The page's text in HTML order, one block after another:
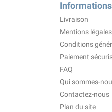
Informations
Livraison
Mentions légales
Conditions
Paiement
FAQ
Qui sommes-
Contactez-nous
Plan du site